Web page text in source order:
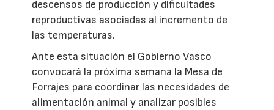
descensos de producción y dificultades
reproductivas asociadas al incremento de
las temperaturas.
Ante esta situación el Gobierno Vasco
convocará la próxima semana la Mesa de
Forrajes para coordinar las necesidades de
alimentación animal y analizar posibles